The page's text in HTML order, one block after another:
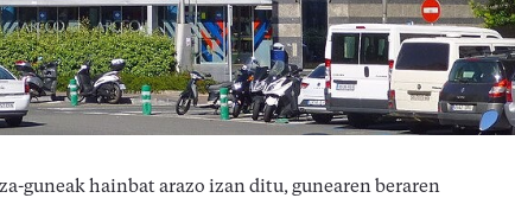
guneak hainbat arazo izan ditu, gunearen beraren